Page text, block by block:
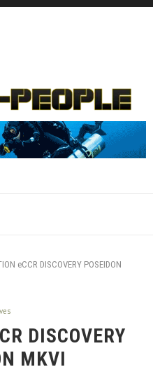
eCCR DISCOVERY POSEIDON
DISCOVERY
MKVI